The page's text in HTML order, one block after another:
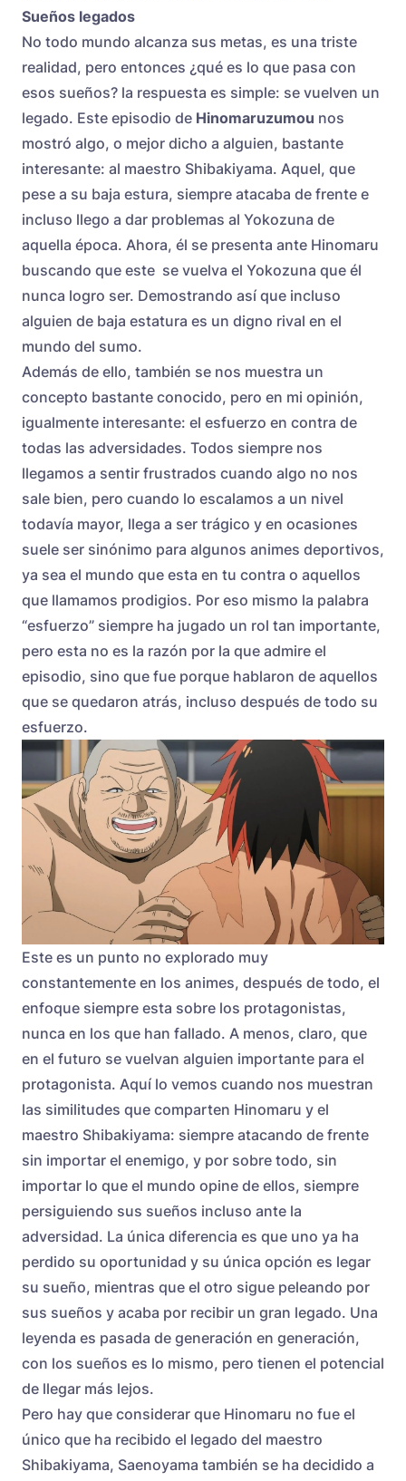
Sueños legados
No todo mundo alcanza sus metas, es una triste
realidad, pero entonces ¿qué es lo que pasa con
esos sueños? la respuesta es simple: se vuelven un
legado. Este episodio de Hinomaruzumou nos
mostró algo, o mejor dicho a alguien, bastante
interesante: al maestro Shibakiyama. Aquel, que
pese a su baja estura, siempre atacaba de frente e
incluso llego a dar problemas al Yokozuna de
aquella época. Ahora, él se presenta ante Hinomaru
buscando que este se vuelva el Yokozuna que él
nunca logro ser. Demostrando así que incluso
alguien de baja estatura es un digno rival en el
mundo del sumo.
Además de ello, también se nos muestra un
concepto bastante conocido, pero en mi opinión,
igualmente interesante: el esfuerzo en contra de
todas las adversidades. Todos siempre nos
llegamos a sentir frustrados cuando algo no nos
sale bien, pero cuando lo escalamos a un nivel
todavía mayor, llega a ser trágico y en ocasiones
suele ser sinónimo para algunos animes deportivos,
ya sea el mundo que esta en tu contra o aquellos
que llamamos prodigios. Por eso mismo la palabra
“esfuerzo” siempre ha jugado un rol tan importante,
pero esta no es la razón por la que admire el
episodio, sino que fue porque hablaron de aquellos
que se quedaron atrás, incluso después de todo su
esfuerzo.
Este es un punto no explorado muy
constantemente en los animes, después de todo, el
enfoque siempre esta sobre los protagonistas,
nunca en los que han fallado. A menos, claro, que
en el futuro se vuelvan alguien importante para el
protagonista. Aquí lo vemos cuando nos muestran
las similitudes que comparten Hinomaru y el
maestro Shibakiyama: siempre atacando de frente
sin importar el enemigo, y por sobre todo, sin
importar lo que el mundo opine de ellos, siempre
persiguiendo sus sueños incluso ante la
adversidad. La única diferencia es que uno ya ha
perdido su oportunidad y su única opción es legar
su sueño, mientras que el otro sigue peleando por
sus sueños y acaba por recibir un gran legado. Una
leyenda es pasada de generación en generación,
con los sueños es lo mismo, pero tienen el potencial
de llegar más lejos.
Pero hay que considerar que Hinomaru no fue el
único que ha recibido el legado del maestro
Shibakiyama, Saenoyama también se ha decidido a